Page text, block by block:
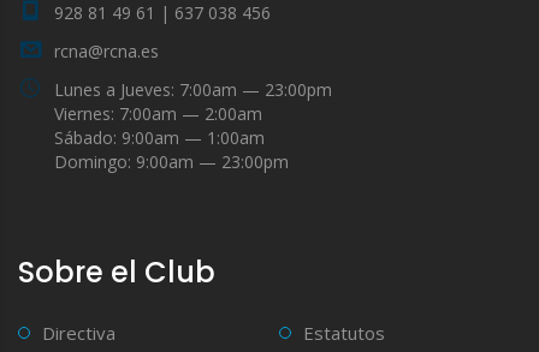
928 81 49 61 | 637 038 456
rcna@rcna.es
Lunes a Jueves: 7:00am — 23:00pm
Viernes: 7:00am — 2:00am
Sábado: 9:00am — 1:00am
Domingo: 9:00am — 23:00pm
Sobre el Club
Directiva Estatutos